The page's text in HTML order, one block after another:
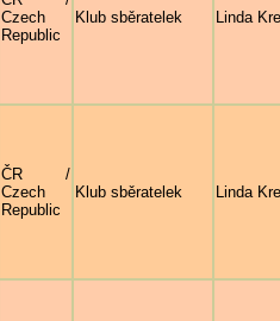
Czech
Republic
Klub sběratelek Linda
ČR /
Czech
Republic
Klub sběratelek Linda